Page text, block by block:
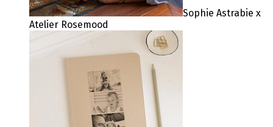
Sophie Astrabie x
Atelier Rosemood